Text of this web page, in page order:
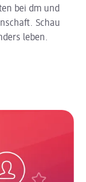
bei dm und
Schau
leben.